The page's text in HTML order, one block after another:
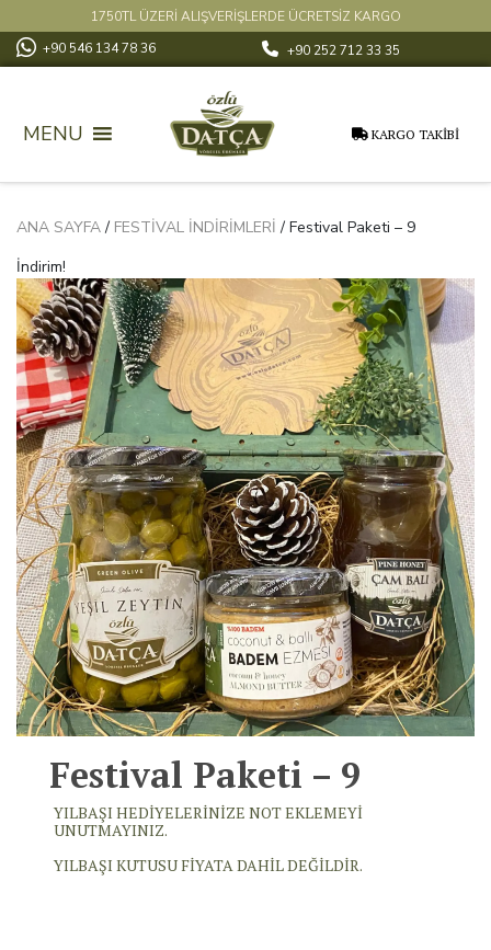
1750TL ÜZERİ ALIŞVERİŞLERDE ÜCRETSİZ KARGO
+90 546 134 78 36
+90 252 712 33 35
MENU KARGO TAKİBİ
ANA SAYFA/ FESTIVAL İNDIRIMLERI / Festival Paketi – 9
İndirim!
Festival Paketi – 9
YILBAŞI HEDİYELERİNİZE NOT EKLEMEYİ
UNUTMAYINIZ.
YILBAŞI KUTUSU FİYATA DAHİL DEĞİLDİR.